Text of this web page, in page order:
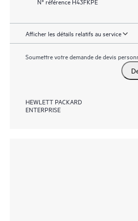
Afficher les détails relatifs au service
Soumettre votre demande de devis
HEWLETT PACKARD
ENTERPRISE